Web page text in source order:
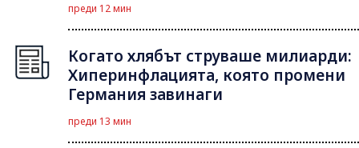
преди 12 мин
Когато хлябът струваше милиарди:
Хиперинфлацията, която промени
Германия завинаги
преди 13 мин